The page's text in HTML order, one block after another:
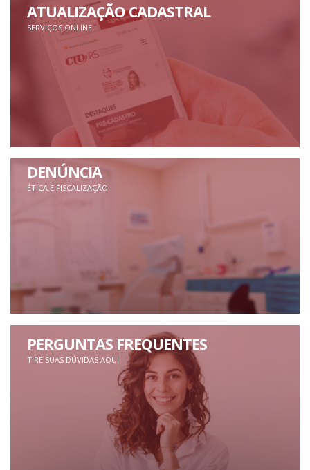
ATUALIZAÇÃO CADASTRAL
SERVIÇOS ONLINE
DENÚNCIA
ÉTICA E FISCALIZAÇÃO
PERGUNTAS FREQUENTES
TIRE SUAS DÚVIDAS AQUI